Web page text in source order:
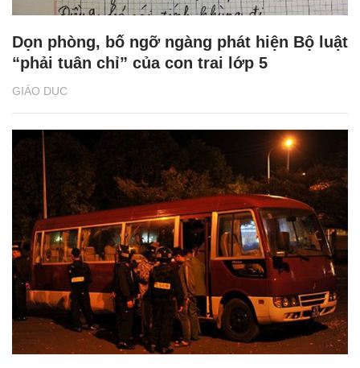
GIÁO DỤC
Dọn phòng, bố ngỡ ngàng phát hiện Bộ luật
“phải tuân chỉ” của con trai lớp 5